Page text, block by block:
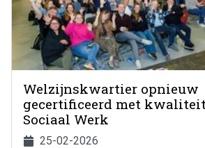
Welzijnskwartier opnieuw
gecertificeerd met
Sociaal Werk
25-02-2026